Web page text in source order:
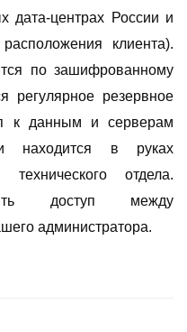
дата-центрах России и
клиента).
по зашифрованному
регулярное резервное
к данным и серверам
и находится в руках
технического отдела.
доступ между
администратора.